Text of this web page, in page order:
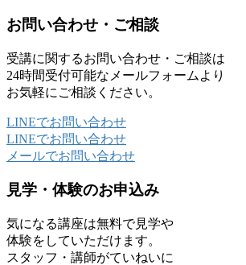
お問い合わせ・ご相談
受講に関するお問い合わせ・ご相談は
24時間受付可能な メールフォームより
お気軽にご相談ください。
LINEでお問い合わせ
LINEでお問い合わせ
メールでお問い合わせ
見学・体験のお申込み
気になる講座は無料で見学や
体験をしていただけます。
スタッフ・講師がていねいに